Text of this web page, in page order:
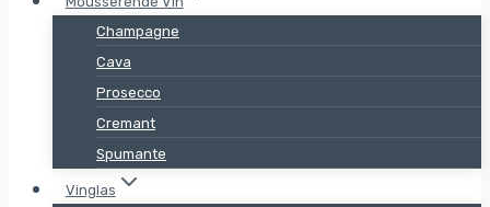
Champagne
Cava
Prosecco
Cremant
Spumante
Vinglas